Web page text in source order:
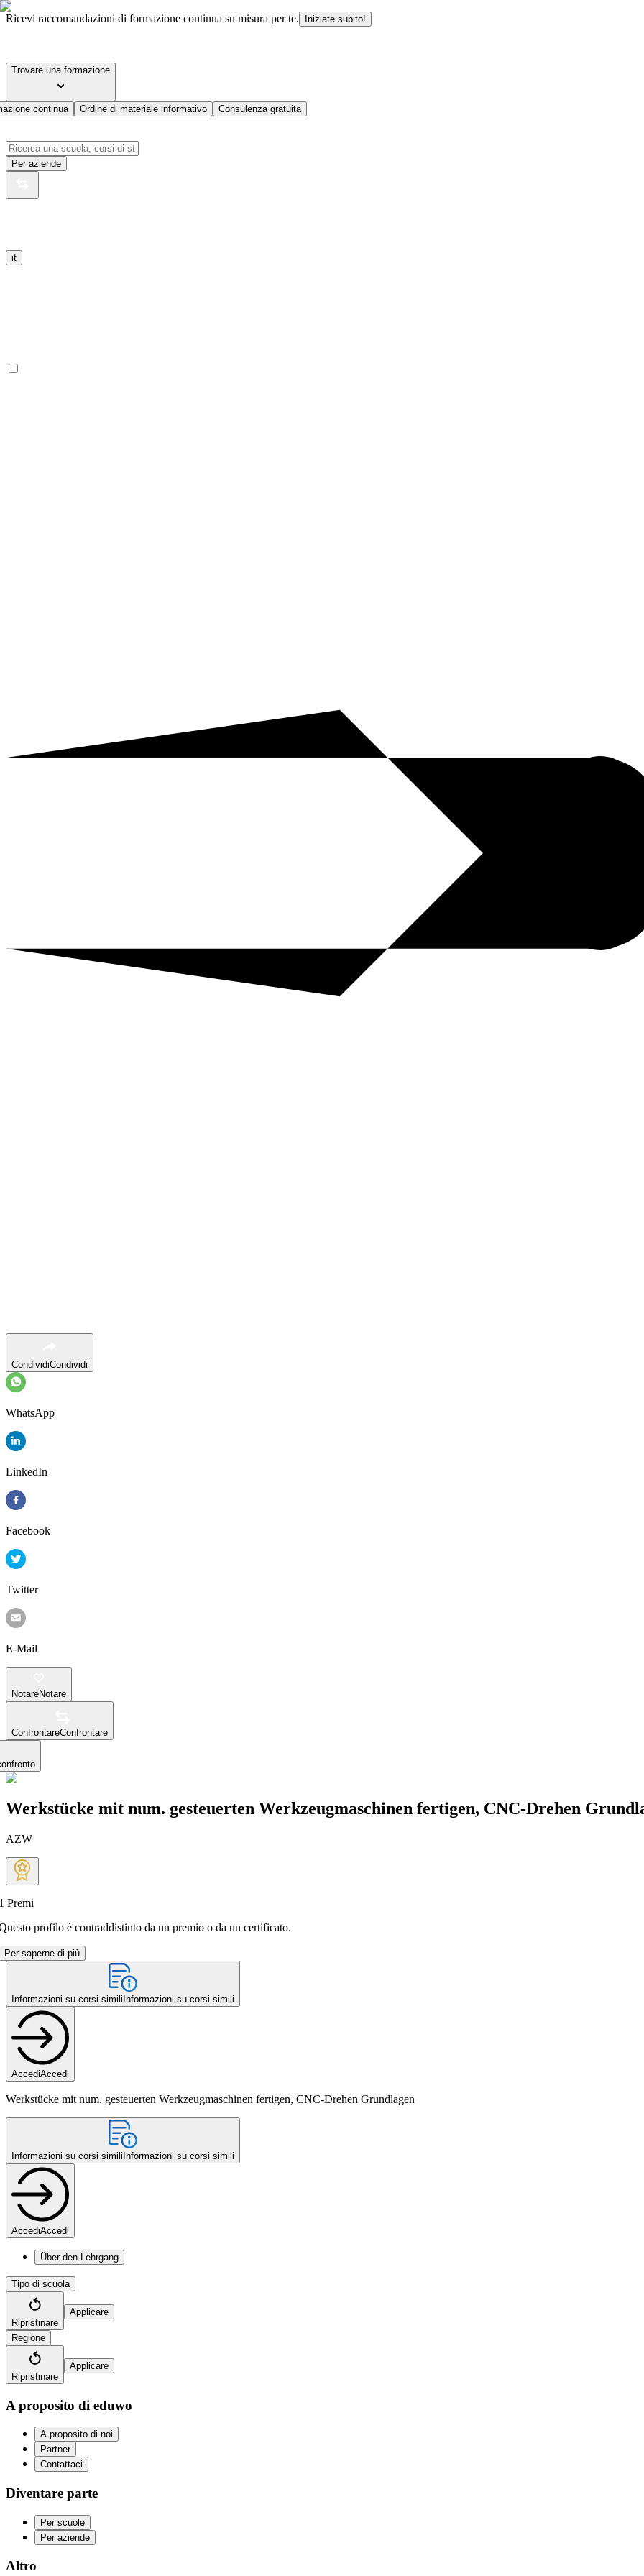
Ricevi raccomandazioni di formazione continua su misura per te. Iniziate subito!
Trovare una formazione
continua Ordine di materiale informativo Consulenza gratuita
Per aziende
it
CondividiCondividi
WhatsApp
LinkedIn
Facebook
Twitter
E-Mail
NotareNotare
ConfrontareConfrontare
Werkstücke mit num. gesteuerten Werkzeugmaschinen fertigen, CNC-Drehen
AZW
Premi
profilo è contraddistinto da un premio o da un certificato.
Per saperne di più
Informazioni su corsi simili Informazioni su corsi simili
AccediAccedi
Werkstücke mit num. gesteuerten Werkzeugmaschinen fertigen, CNC-Drehen Grundlagen
Informazioni su corsi simili Informazioni su corsi simili
AccediAccedi
Über den Lehrgang
Tipo di scuola
Ripristinare
Applicare
Regione
Ripristinare
Applicare
A proposito di eduwo
A proposito di noi
Partner
Contattaci
Diventare parte
Per scuole
Per aziende
Altro